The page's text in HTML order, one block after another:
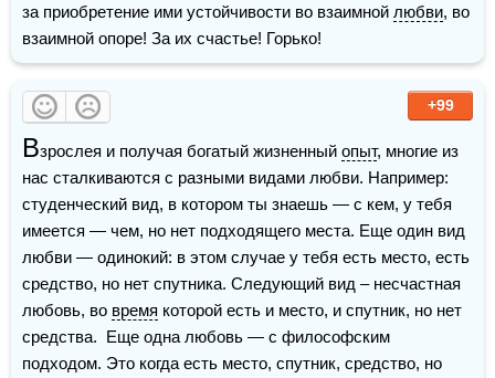
за приобретение ими устойчивости во взаимной любви, во
взаимной опоре! За их счастье! Горько!
+99
Взрослея и получая богатый жизненный опыт, многие из
нас сталкиваются с разными видами любви. Например:
студенческий вид, в котором ты знаешь — с кем, у тебя
имеется — чем, но нет подходящего места. Еще один вид
любви — одинокий: в этом случае у тебя есть место, есть
средство, но нет спутника. Следующий вид – несчастная
любовь, во время которой есть и место, и спутник, но нет
средства.  Еще одна любовь — с философским
подходом. Это когда есть место, спутник, средство, но